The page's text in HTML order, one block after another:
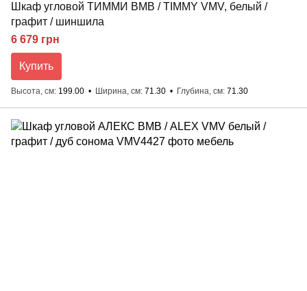
Шкаф угловой ТИММИ ВМВ / TIMMY VMV, белый /
графит / шиншила
6 679 грн
Купить
Высота, см 199.00 Ширина, см 71.30 Глубина, см 71.30